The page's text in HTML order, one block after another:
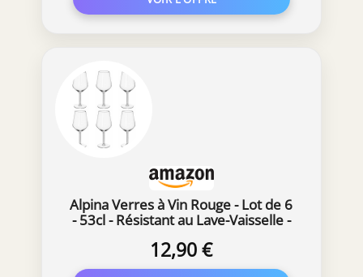
Alpina Verres à Vin Rouge - Lot de 6
- 53cl - Résistant au Lave-Vaisselle -
12,90 €